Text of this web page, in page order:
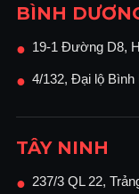
BÌNH
● 19-1 Đường D8,
● 4/132, Đại lộ
TÂY NINH
● 237/3 QL 22,